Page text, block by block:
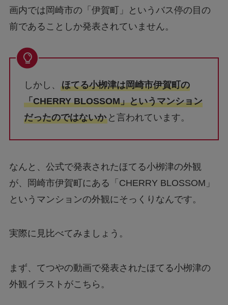
画内では岡崎市の「伊賀町」というバス停の目の
前であることしか発表されていません。
しかし、 ほてる小栁津は岡崎市伊賀町の
「CHERRY BLOSSOM」というマンション
だったのではないかと言われています。
なんと、公式で発表されたほてる小栁津の外観
が、岡崎市伊賀町にある「CHERRY BLOSSOM」
というマンションの外観にそっくりなんです。
実際に見比べてみましょう。
まず、てつやの動画で発表されたほてる小栁津の
外観イラストがこちら。